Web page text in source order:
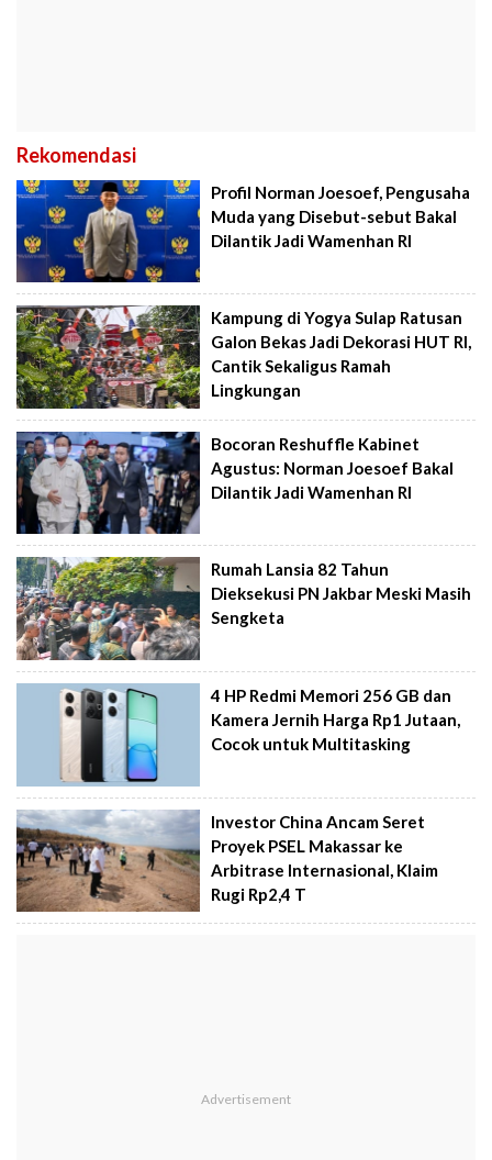
Rekomendasi
Profil Norman Joesoef, Pengusaha
Muda yang Disebut-sebut Bakal
Dilantik Jadi Wamenhan RI
Kampung di Yogya Sulap Ratusan
Galon Bekas Jadi Dekorasi HUT RI,
Cantik Sekaligus Ramah
Lingkungan
Bocoran Reshuffle Kabinet
Agustus: Norman Joesoef Bakal
Dilantik Jadi Wamenhan RI
Rumah Lansia 82 Tahun
Dieksekusi PN Jakbar Meski Masih
Sengketa
4 HP Redmi Memori 256 GB dan
Kamera Jernih Harga Rp1 Jutaan,
Cocok untuk Multitasking
Investor China Ancam Seret
Proyek PSEL Makassar ke
Arbitrase Internasional, Klaim
Rugi Rp2,4 T